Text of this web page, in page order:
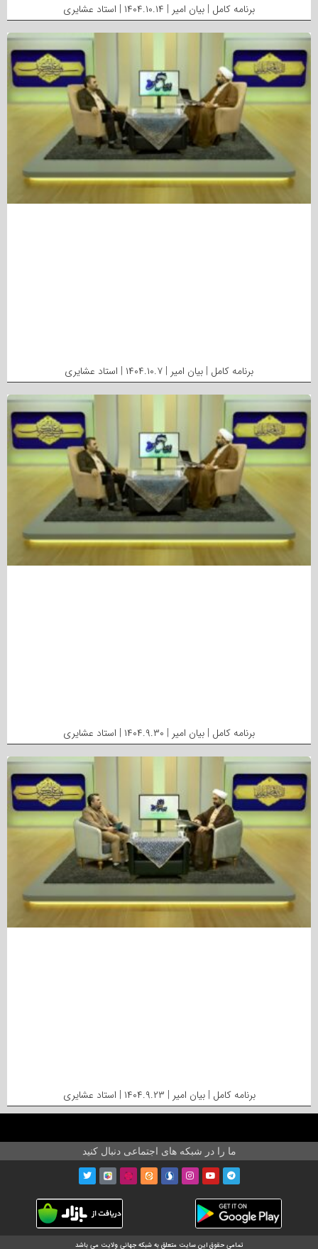
برنامه کامل | بیان امیر | ۱۴۰۴.۱۰.۱۴ | استاد عشایری
برنامه کامل | بیان امیر | ۱۴۰۴.۱۰.۷ | استاد عشایری
برنامه کامل | بیان امیر | ۱۴۰۴.۹.۳۰ | استاد عشایری
برنامه کامل | بیان امیر | ۱۴۰۴.۹.۲۳ | استاد عشایری
ما را در شبکه های اجتماعی دنبال کنید
تمامی حقوق این سایت متعلق به شبکه جهانی ولایت می باشد